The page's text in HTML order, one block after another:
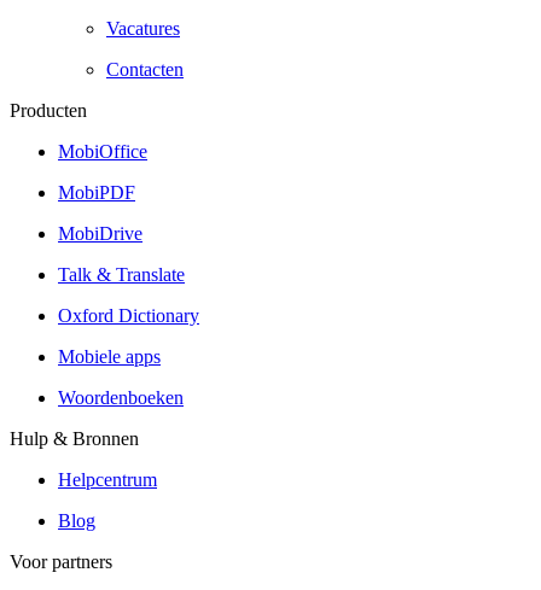
Vacatures
Contacten
Producten
MobiOffice
MobiPDF
MobiDrive
Talk & Translate
Oxford Dictionary
Mobiele apps
Woordenboeken
Hulp & Bronnen
Helpcentrum
Blog
Voor partners